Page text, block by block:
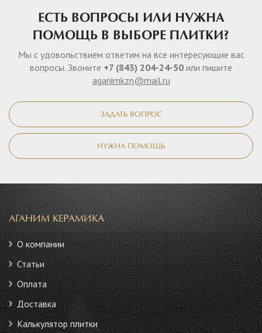
ЕСТЬ ВОПРОСЫ ИЛИ НУЖНА
ПОМОЩЬ В ВЫБОРЕ ПЛИТКИ?
Мы с удовольствием ответим на все интересующие вас
вопросы. Звоните +7 (843) 204-24-50 или пишите
aganimkzn@mail.ru
ЗАДАТЬ ВОПРОС
НУЖНА ПОМОЩЬ
АГАНИМ КЕРАМИКА
О компании
Статьи
Оплата
Доставка
Калькулятор плитки